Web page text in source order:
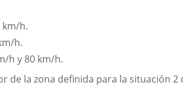
km/h.
h.
h y 80 km/h.
la zona definida para la situación 2